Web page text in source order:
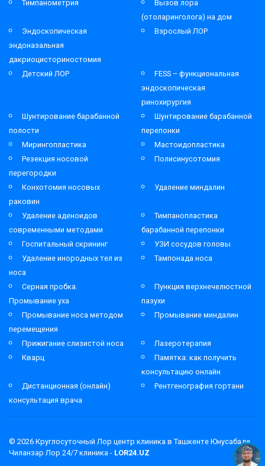
Тимпанометрия
Вызов лора
(отоларинголога) на дом
Эндоскопическая
эндоназальная
дакриоцисториностомия
Взрослый ЛОР
Детский ЛОР
FESS – функциональная
эндоскопическая
ринохирургия
Шунтирование барабанной
полости
Шунтирование барабанной
перепонки
Мирингопластика
Мастоидопластика
Резекция носовой
перегородки
Полисинусотомия
Конхотомия носовых
раковин
Удаление миндалин
Удаление аденоидов
современными методами
Тимпанопластика
барабанной перепонки
Госпитальный скрининг
УЗИ сосудов головы
Удаление инородных тел из
носа
Тампонада носа
Серная пробка.
Промывание уха
Пункция верхнечелюстной
пазухи
Промывание носа методом
перемещения
Промывание миндалин
Прижигание слизистой носа
Лазеротерапия
Кварц
Памятка: как получить
консультацию онлайн
Дистанционная (онлайн)
консультация врача
Рентгенография гортани
© 2026 Круглосуточный Лор центр клиника в Ташкенте Юнусабаде
Чиланзар Лор 24/7 клиника - LOR24.UZ